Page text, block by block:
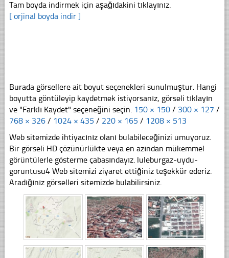
Tam boyda indirmek için aşağıdakini tıklayınız.
[ orjinal boyda indir ]
Burada görsellere ait boyut seçenekleri sunulmuştur. Hangi
boyutta göntüleyip kaydetmek istiyorsanız, görseli tıklayın
ve "Farklı Kaydet" seçeneğini seçin. 150 × 150 / 300 × 127 /
768 × 326 / 1024 × 435 / 220 × 165 / 1208 × 513
Web sitemizde ihtiyacınız olanı bulabileceğinizi umuyoruz.
Bir görseli HD çözünürlükte veya en azından mükemmel
görüntülerle gösterme çabasındayız. luleburgaz-uydu-
goruntusu4 Web sitemizi ziyaret ettiğiniz teşekkür ederiz.
Aradığınız görselleri sitemizde bulabilirsiniz.